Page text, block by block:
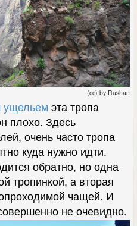
(cc) by Rushan
ущельемэта тропа
плохо. Здесь
очень часто тропа
куда нужно идти.
обратно, но одна
тропинкой, а вторая
чащей. И
не очевидно.